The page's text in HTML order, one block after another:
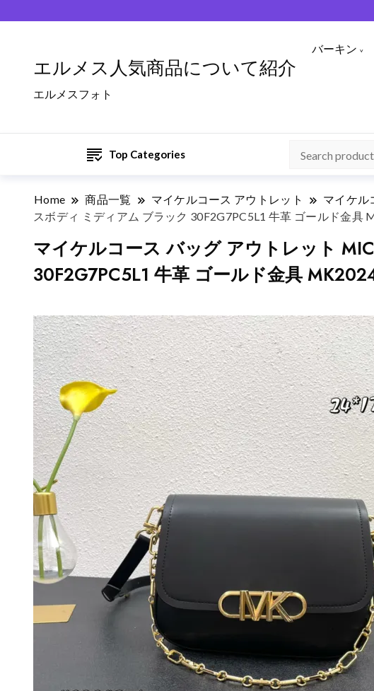
エルメス人気商品について紹介
エルメスフォト
バーキン
Top Categories
Home 商品一覧 マイケルコース アウトレット マイケル
スボディ ミディアム ブラック 30F2G7PC5L1 牛革 ゴールド金具
マイケルコース バッグ アウトレット
30F2G7PC5L1 牛革 ゴールド金具